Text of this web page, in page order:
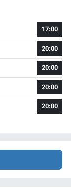
17:00
20:00
20:00
20:00
20:00